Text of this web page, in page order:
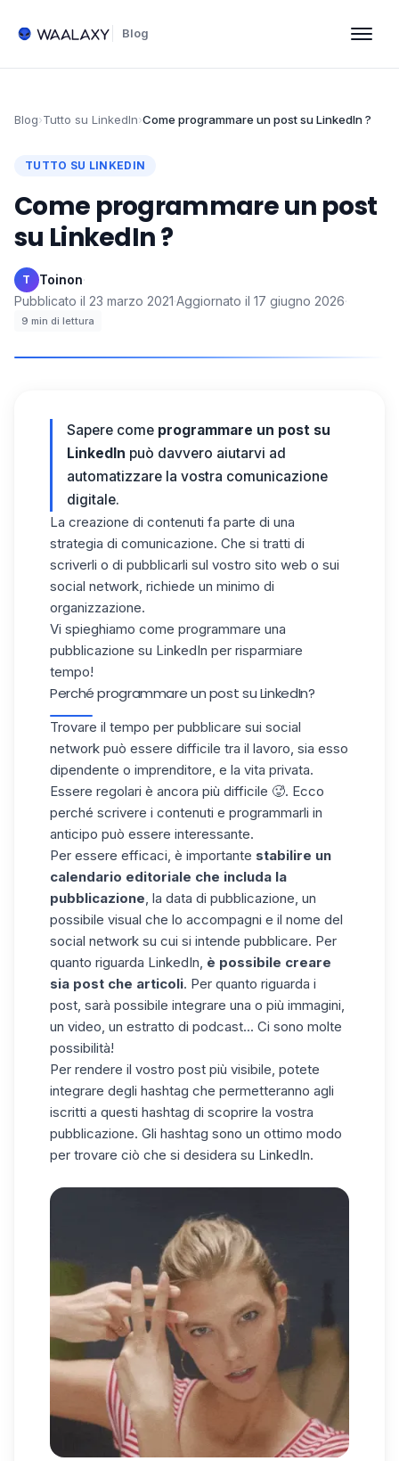
Blog
Blog›Tutto su LinkedIn›Come programmare un post su LinkedIn ?
TUTTO SU LINKEDIN
Come programmare un post
su LinkedIn ?
T Toinon·
Pubblicato il 23 marzo 2021·Aggiornato il 17 giugno 2026·
9 min di lettura
Sapere come programmare un post su
LinkedIn può davvero aiutarvi ad
automatizzare la vostra comunicazione
digitale.
La creazione di contenuti fa parte di una
strategia di comunicazione. Che si tratti di
scriverli o di pubblicarli sul vostro sito web o sui
social network, richiede un minimo di
organizzazione.
Vi spieghiamo come programmare una
pubblicazione su LinkedIn per risparmiare
tempo!
Perché programmare un post su LinkedIn?
Trovare il tempo per pubblicare sui social
network può essere difficile tra il lavoro, sia esso
dipendente o imprenditore, e la vita privata.
Essere regolari è ancora più difficile 🥵. Ecco
perché scrivere i contenuti e programmarli in
anticipo può essere interessante.
Per essere efficaci, è importante stabilire un
calendario editoriale che includa la
pubblicazione, la data di pubblicazione, un
possibile visual che lo accompagni e il nome del
social network su cui si intende pubblicare. Per
quanto riguarda LinkedIn, è possibile creare
sia post che articoli. Per quanto riguarda i
post, sarà possibile integrare una o più immagini,
un video, un estratto di podcast... Ci sono molte
possibilità!
Per rendere il vostro post più visibile, potete
integrare degli hashtag che permetteranno agli
iscritti a questi hashtag di scoprire la vostra
pubblicazione. Gli hashtag sono un ottimo modo
per trovare ciò che si desidera su LinkedIn.